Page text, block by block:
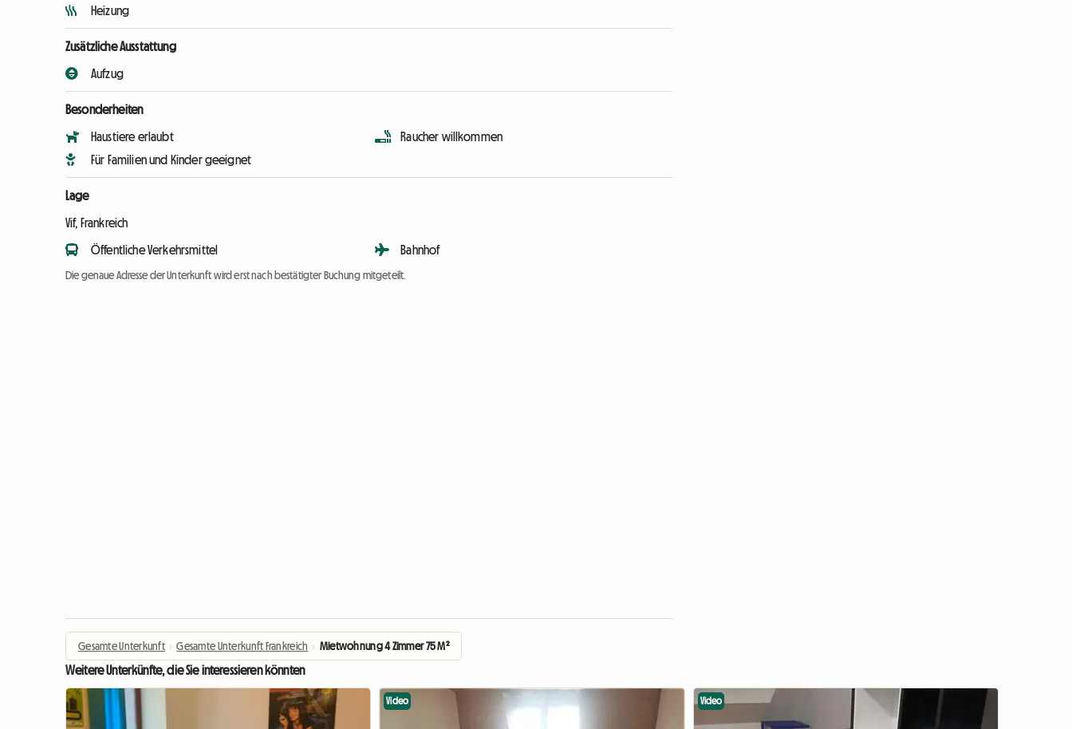
Heizung
Zusätzliche Ausstattung
Aufzug
Besonderheiten
Haustiere erlaubt
Für Familien und Kinder geeignet
Raucher willkommen
Lage
Vif, Frankreich
Öffentliche Verkehrsmittel Bahnhof
Die genaue Adresse der Unterkunft wird erst nach bestätigter Buchung mitgeteilt.
Gesamte Unterkunft › Gesamte Unterkunft Frankreich › Mietwohnung 4 Zimmer 75 M²
Weitere Unterkünfte, die Sie interessieren könnten
Video Video